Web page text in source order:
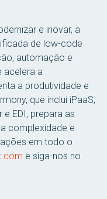
e inovar, a
de low-code
automação e
acelera a
a produtividade e
que inclui iPaaS,
e EDI, prepara as
complexidade e
em todo o
e siga-nos no